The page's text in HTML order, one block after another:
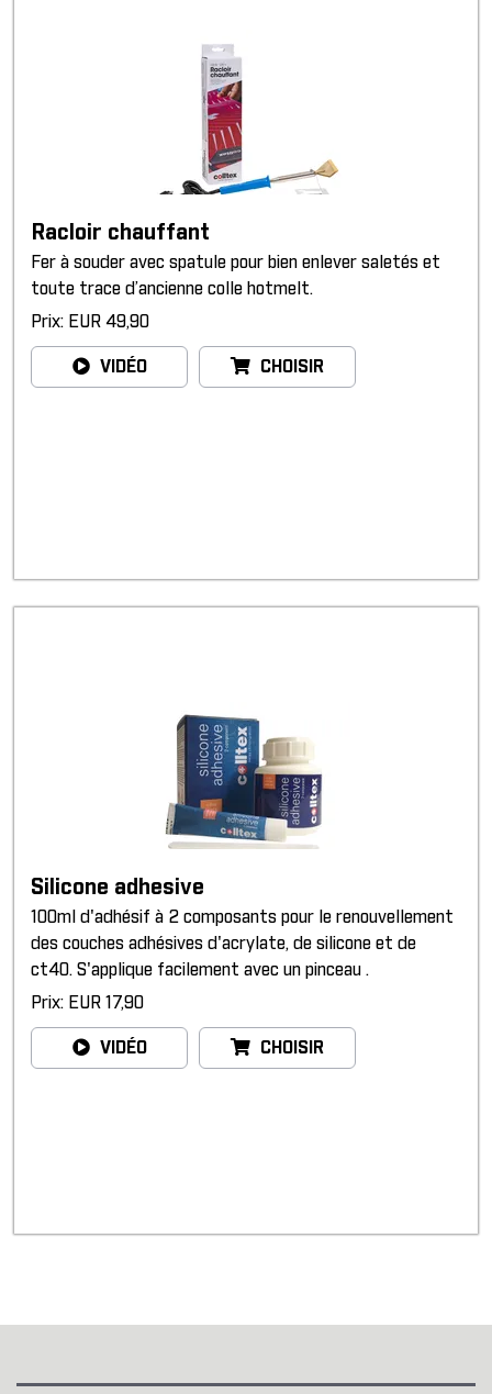
Racloir chauffant
Fer à souder avec spatule pour bien enlever saletés et
toute trace d’ancienne colle hotmelt.
Prix: EUR 49,90
VIDÉO CHOISIR
Silicone adhesive
100ml d'adhésif à 2 composants pour le renouvellement
des couches adhésives d'acrylate, de silicone et de
ct40. S'applique facilement avec un pinceau .
Prix: EUR 17,90
VIDÉO CHOISIR